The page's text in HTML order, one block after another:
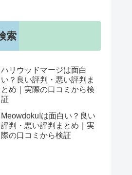
索
ハリウッドマージは面白
い？良い評判・悪い評判ま
とめ｜実際の口コミから検
証
Meowdoku!は面白い？良い
評判・悪い評判まとめ｜実
際の口コミから検証